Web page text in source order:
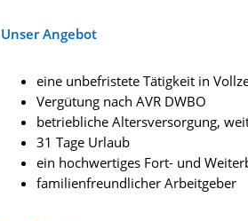
Unser Angebot
eine unbefristete Tätigkeit in
Vergütung nach AVR DWBO
betriebliche Altersversorgung,
31 Tage Urlaub
ein hochwertiges Fort- und
familienfreundlicher Arbeitgeber